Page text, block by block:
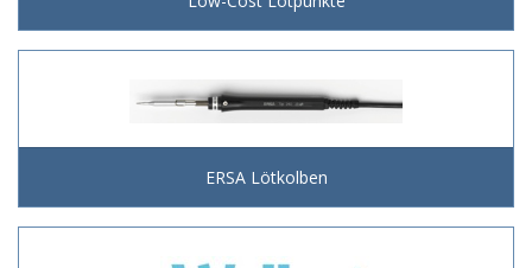
ERSA Lötkolben